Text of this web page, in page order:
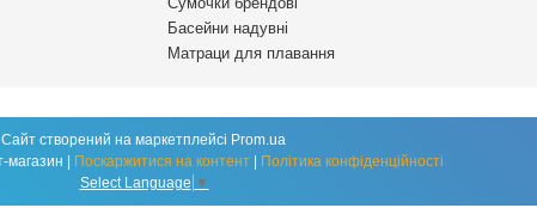
Басейни надувні
Матраци для плавання
Сайт створений на маркетплейсі Prom.ua
"Глобус Плюс" інтернет-магазин | Поскаржитися на контент | Політика конфіденційності
Select Language ▼